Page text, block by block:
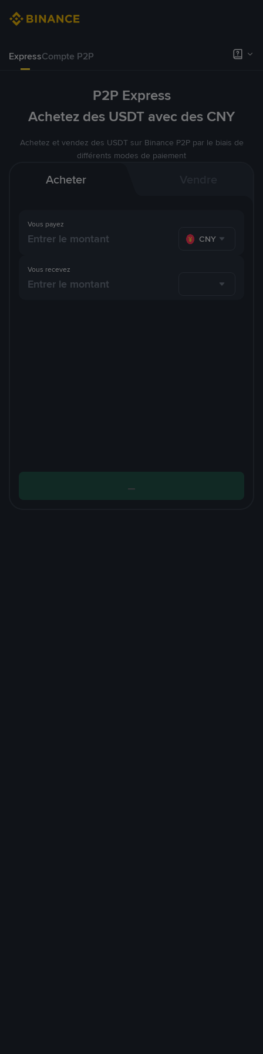
ExpressCompte P2P
P2P Express
Achetez des USDT avec des CNY
Achetez et vendez des USDT sur Binance P2P par le biais de
différents modes de paiement
Acheter
Vous payez
CNY
Vous recevez